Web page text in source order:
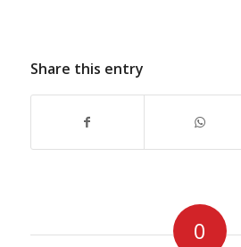
Share this entry
0